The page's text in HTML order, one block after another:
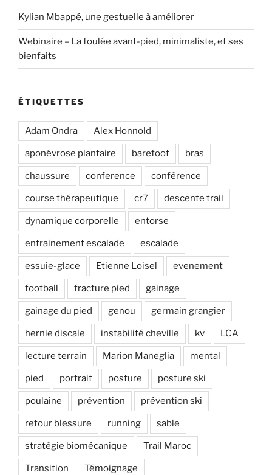
Kylian Mbappé, une gestuelle à améliorer
Webinaire – La foulée avant-pied, minimaliste, et ses
bienfaits
ÉTIQUETTES
Adam Ondra Alex Honnold
aponévrose plantaire barefoot bras
chaussure conference conférence
course thérapeutique cr7 descente trail
dynamique corporelle entorse
entrainement escalade escalade
essuie-glace Etienne Loisel evenement
football fracture pied gainage
gainage du pied genou germain grangier
hernie discale instabilité cheville kv LCA
lecture terrain Marion Maneglia mental
pied portrait posture posture ski
poulaine prévention prévention ski
retour blessure running sable
stratégie biomécanique Trail Maroc
Transition Témoignage